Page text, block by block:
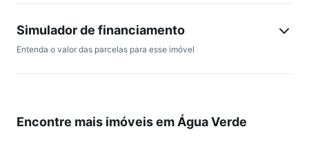
- Copa com churrasqueira.
- Lavabo social.
banheiro de apoio.
- Varanda com vista livre e face norte.
DIFERENCIAIS:
Simulador de financiamento
Entenda o valor das parcelas para esse imóvel
Encontre mais imóveis em Água Verde